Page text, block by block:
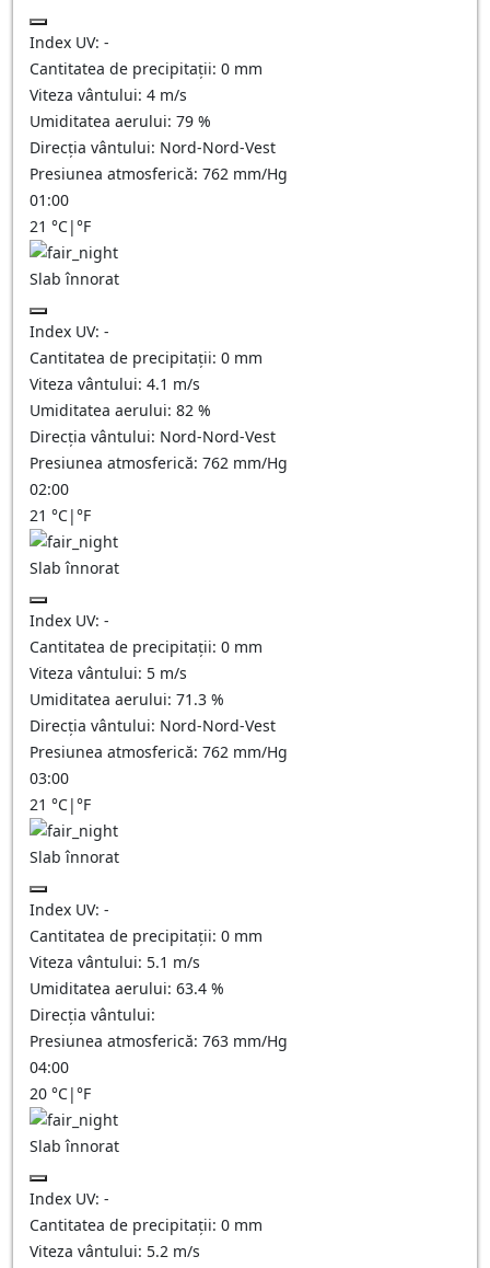
Index UV: -
Cantitatea de precipitații: 0 mm
Viteza vântului: 4 m/s
Umiditatea aerului: 79 %
Direcția vântului: Nord-Nord-Vest
Presiunea atmosferică: 762 mm/Hg
01:00
21 °C|°F
Slab înnorat
Index UV: -
Cantitatea de precipitații: 0 mm
Viteza vântului: 4.1 m/s
Umiditatea aerului: 82 %
Direcția vântului: Nord-Nord-Vest
Presiunea atmosferică: 762 mm/Hg
02:00
21 °C|°F
Slab înnorat
Index UV: -
Cantitatea de precipitații: 0 mm
Viteza vântului: 5 m/s
Umiditatea aerului: 71.3 %
Direcția vântului: Nord-Nord-Vest
Presiunea atmosferică: 762 mm/Hg
03:00
21 °C|°F
Slab înnorat
Index UV: -
Cantitatea de precipitații: 0 mm
Viteza vântului: 5.1 m/s
Umiditatea aerului: 63.4 %
Direcția vântului:
Presiunea atmosferică: 763 mm/Hg
04:00
20 °C|°F
Slab înnorat
Index UV: -
Cantitatea de precipitații: 0 mm
Viteza vântului: 5.2 m/s